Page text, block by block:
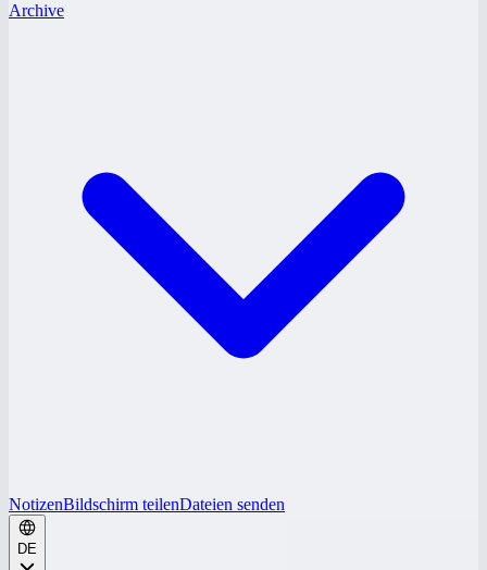
Archive
NotizenBildschirm teilenDateien senden
DE